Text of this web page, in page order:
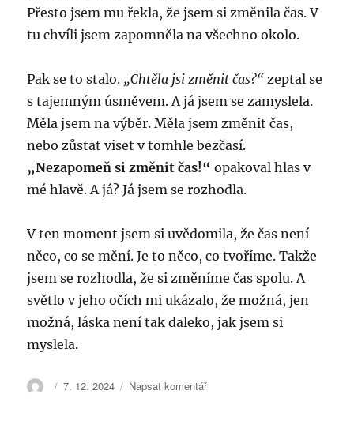
Přesto jsem mu řekla, že jsem si změnila čas. V
tu chvíli jsem zapomněla na všechno okolo.
Pak se to stalo. „Chtěla jsi změnit čas?“ zeptal se
s tajemným úsměvem. A já jsem se zamyslela.
Měla jsem na výběr. Měla jsem změnit čas,
nebo zůstat viset v tomhle bezčasí.
„Nezapomeň si změnit čas!“ opakoval hlas v
mé hlavě. A já? Já jsem se rozhodla.
V ten moment jsem si uvědomila, že čas není
něco, co se mění. Je to něco, co tvoříme. Takže
jsem se rozhodla, že si změníme čas spolu. A
světlo v jeho očích mi ukázalo, že možná, jen
možná, láska není tak daleko, jak jsem si
myslela.
Autor:
Publikováno:
7. 12. 2024 Napsat komentářpro